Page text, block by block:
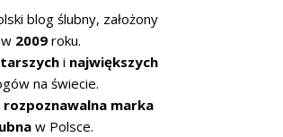
blog ślubny, założony
w 2009 roku.
i największych
na świecie.
rozpoznawalna marka
w Polsce.